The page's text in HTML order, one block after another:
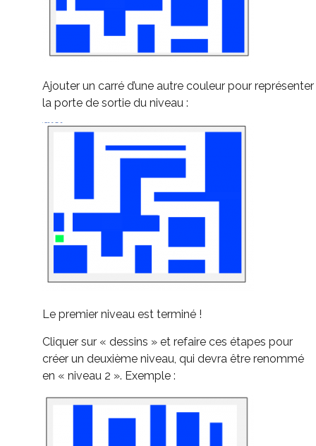
Ajouter un carré d’une autre couleur pour représenter
la porte de sortie du niveau :
Le premier niveau est terminé !
Cliquer sur « dessins » et refaire ces étapes pour
créer un deuxième niveau, qui devra être renommé
en « niveau 2 ». Exemple :